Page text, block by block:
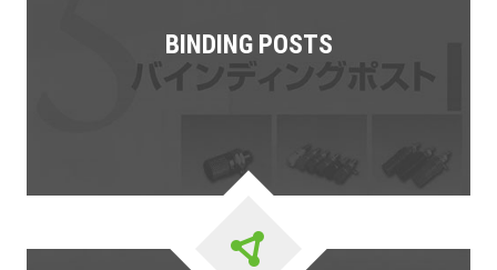
BINDING POSTS